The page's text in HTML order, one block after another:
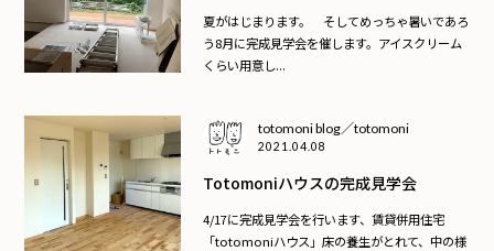
夏がはじまります。 そしてめっちゃ暑いであろ
う8月に完成見学会を催します。アイスクリーム
くらい用意し...
totomoni blog／totomoni
2021.04.08
Totomoniハウスの完成見学会
4/17に完成見学会を行います、賃貸併用住宅
「totomoniハウス」床の養生がとれて、中の様